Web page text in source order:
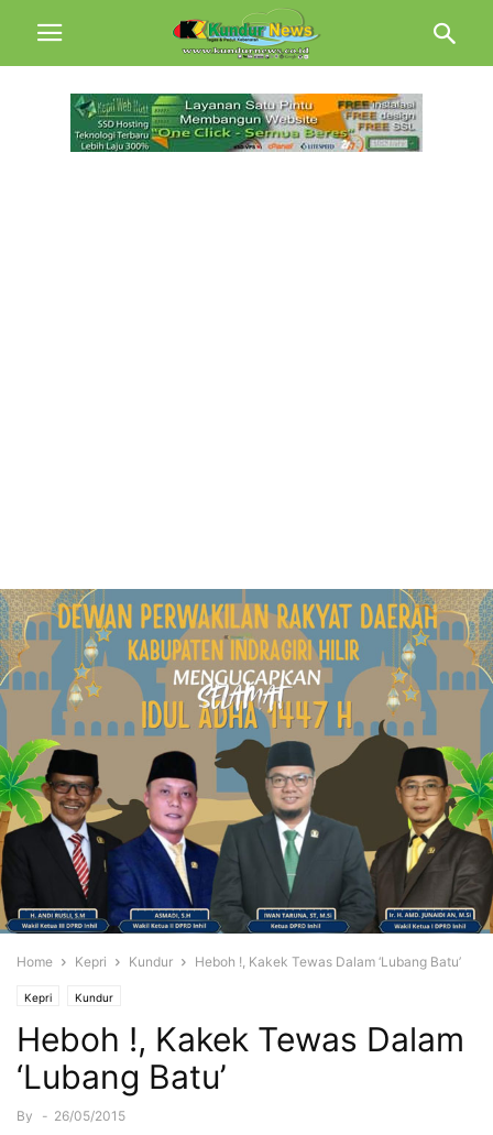
Home Kepri Kundur Heboh !, Kakek Tewas Dalam ‘Lubang Batu’
Kepri Kundur
Heboh !, Kakek Tewas Dalam
‘Lubang Batu’
By - 26/05/2015